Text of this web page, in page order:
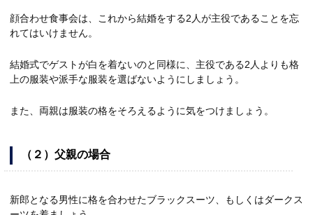
顔合わせ食事会は、これから結婚をする2人が主役であることを忘
れてはいけません。
結婚式でゲストが白を着ないのと同様に、主役である2人よりも格
上の服装や派手な服装を選ばないようにしましょう。
また、両親は服装の格をそろえるように気をつけましょう。
（２）父親の場合
新郎となる男性に格を合わせたブラックスーツ、もしくはダークス